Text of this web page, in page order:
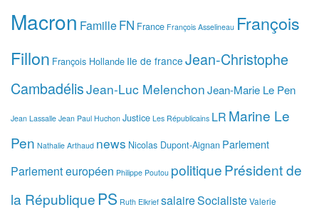
Macron FamilleFN France François Asselineau François
Fillon François Hollande Ile de france Jean-Christophe
CambadélisJean-Luc MelenchonJean-Marie Le Pen
Jean Lassalle Jean Paul Huchon Justice Les Républicains LR Marine Le
Pen Nathalie Arthaud news Nicolas Dupont-Aignan Parlement
Parlement européen Philippe Poutou politiquePrésident de
la République PS Ruth Elkrief salaireSocialisteValerie